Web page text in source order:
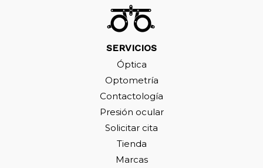
SERVICIOS
Óptica
Optometría
Contactología
Presión ocular
Solicitar cita
Tienda
Marcas